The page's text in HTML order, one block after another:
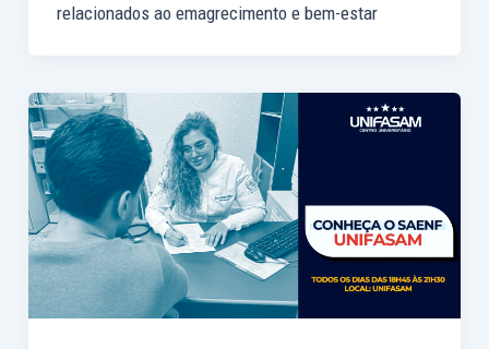
relacionados ao emagrecimento e bem-estar